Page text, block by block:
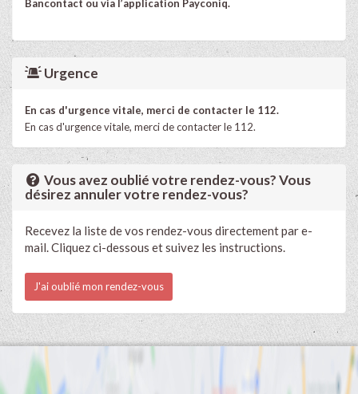
Bancontact ou via l’application Payconiq.
Urgence
En cas d'urgence vitale, merci de contacter le 112.
En cas d'urgence vitale, merci de contacter le 112.
Vous avez oublié votre rendez-vous? Vous
désirez annuler votre rendez-vous?
Recevez la liste de vos rendez-vous directement par e-
mail. Cliquez ci-dessous et suivez les instructions.
J'ai oublié mon rendez-vous